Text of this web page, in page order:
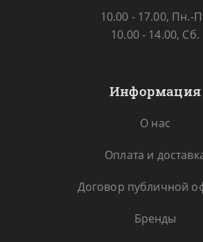
10.00 - 17.00, Пн.-
10.00 - 14.00, Сб.
Информация
О нас
Оплата и
Договор публичной
Бренды